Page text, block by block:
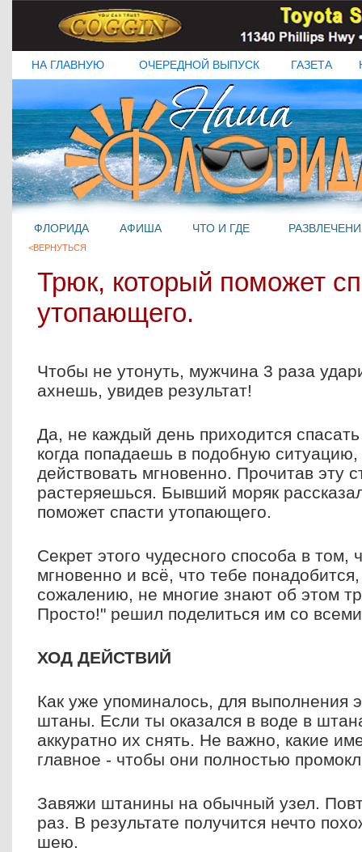
НА ГЛАВНУЮ ОЧЕРЕДНОЙ ВЫПУСК ГАЗЕТА
ФЛОРИДА АФИША ЧТО И ГДЕ
<ВЕРНУТЬСЯ
Трюк, который поможет
утопающего.
Чтобы не утонуть, мужчина 3 раза
ахнешь, увидев результат!
Да, не каждый день приходится
когда попадаешь в подобную
действовать мгновенно. Прочитав эту
растеряешься. Бывший моряк
поможет спасти утопающего.
Секрет этого чудесного способа в том,
мгновенно и всё, что тебе
сожалению, не многие знают об этом
Просто!" решил поделиться им со
ХОД ДЕЙСТВИЙ
Как уже упоминалось, для выполнения
штаны. Если ты оказался в воде в
аккуратно их снять. Не важно, какие
главное - чтобы они полностью
Завяжи штанины на обычный узел.
раз. В результате получится нечто
шею.